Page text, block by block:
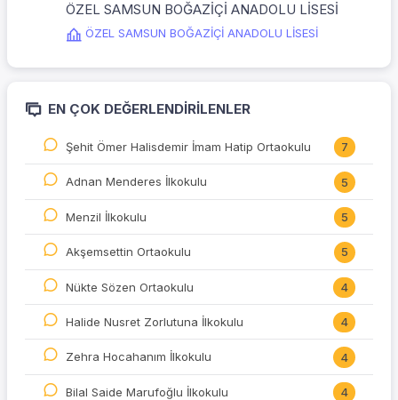
ÖZEL SAMSUN BOĞAZİÇİ ANADOLU LİSESİ
ÖZEL SAMSUN BOĞAZİÇİ ANADOLU LİSESİ
EN ÇOK DEĞERLENDIRILENLER
Şehit Ömer Halisdemir İmam Hatip Ortaokulu 7
Adnan Menderes İlkokulu 5
Menzil İlkokulu 5
Akşemsettin Ortaokulu 5
Nükte Sözen Ortaokulu 4
Halide Nusret Zorlutuna İlkokulu 4
Zehra Hocahanım İlkokulu 4
Bilal Saide Marufoğlu İlkokulu 4